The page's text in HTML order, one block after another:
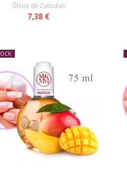
Óleos de Cutículas
7,38 €